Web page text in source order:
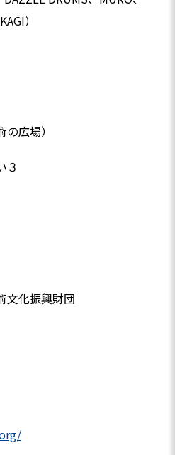
）
広場）
３
文化振興財団